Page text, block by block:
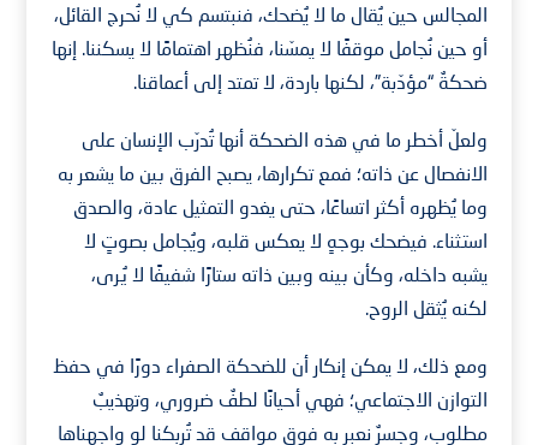
المجالس حين يُقال ما لا يُضحك، فنبتسم كي لا نُحرج القائل،
أو حين نُجامل موقفًا لا يمسّنا، فنُظهر اهتمامًا لا يسكننا. إنها
ضحكةٌ “مؤدّبة”، لكنها باردة، لا تمتد إلى أعماقنا.
ولعلّ أخطر ما في هذه الضحكة أنها تُدرّب الإنسان على
الانفصال عن ذاته؛ فمع تكرارها، يصبح الفرق بين ما يشعر به
وما يُظهره أكثر اتساعًا، حتى يغدو التمثيل عادة، والصدق
استثناء. فيضحك بوجهٍ لا يعكس قلبه، ويُجامل بصوتٍ لا
يشبه داخله، وكأن بينه وبين ذاته ستارًا شفيفًا لا يُرى،
لكنه يُثقل الروح.
ومع ذلك، لا يمكن إنكار أن للضحكة الصفراء دورًا في حفظ
التوازن الاجتماعي؛ فهي أحيانًا لطفٌ ضروري، وتهذيبٌ
مطلوب، وجسرٌ نعبر به فوق مواقف قد تُربكنا لو واجهناها